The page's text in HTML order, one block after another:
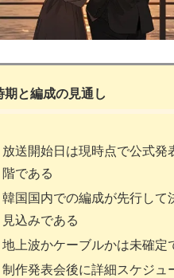
期と編成の見通し
放送開始日は現時点で公式発
階である
韓国国内での編成が先行して
見込みである
地上波かケーブルかは未確定
制作発表会後に詳細スケジュ